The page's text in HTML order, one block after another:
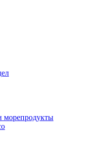
морепродукты